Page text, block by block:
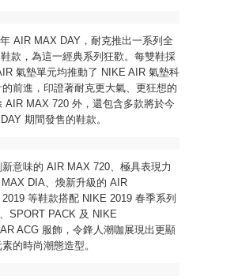
AIR MAX DAY，耐克推出一系列全
款，為這一經典系列狂歡。每雙鞋採
氣墊單元均推動了 NIKE AIR 氣墊科
前進，印證著耐克更大氣、更狂想的
AIR MAX 720 外，還包含多款將於今
期間發售的鞋款。
意味的 AIR MAX 720、極具表現力
DIA、煥新升級的 AIR
等鞋款搭配 NIKE 2019 春季系列
SPORT PACK 及 NIKE
ACG 服飾，令鋒人潮咖展現出更顯
的時尚潮態造型。